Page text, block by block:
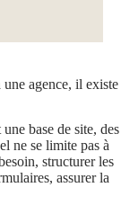
agence, il existe
base de site, des
ne se limite pas à
structurer les
assurer la